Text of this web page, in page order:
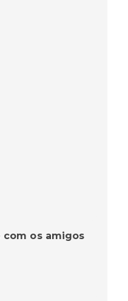
com os amigos